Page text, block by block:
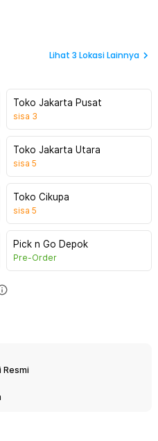
Lihat 3 Lokasi Lainnya
Toko Jakarta Pusat
sisa 3
Toko Jakarta Utara
sisa 5
Toko Cikupa
sisa 5
Pick n Go Depok
Pre-Order
Resmi